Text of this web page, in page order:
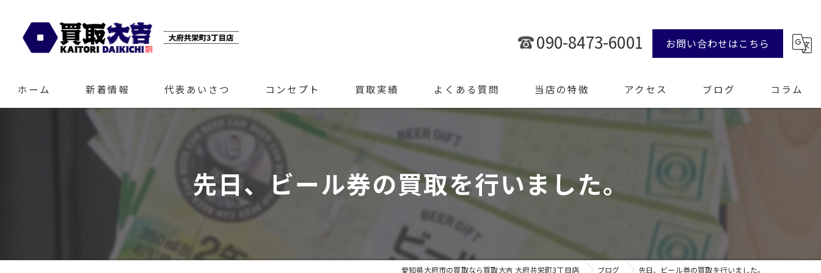
090-8473-6001 お問い合わせはこちら
ホーム 新着情報 代表あいさつ コンセプト 買取実績 よくある質問 当店の特徴
腕時計
アクセス ブログ コラム
先日、ビール券の買取を行いました。
愛知県大府市の買取なら買取大吉 大府共栄町3丁目店 ブログ 先日、ビール券の買取を行いました。